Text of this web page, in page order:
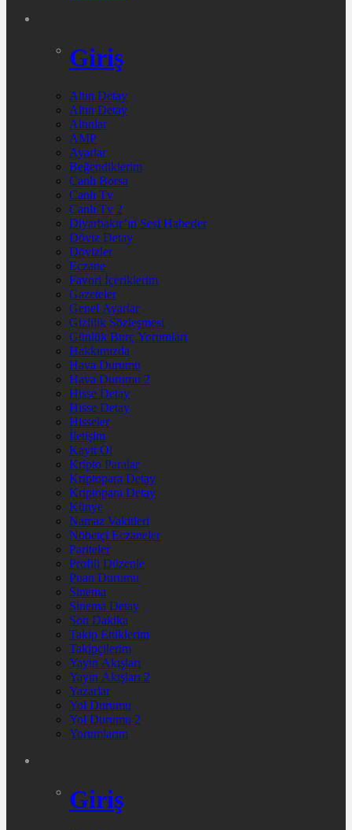
Giriş
Altın Detay
Altın Detay
Altınlar
AMP
Ayarlar
Beğendiklerim
Canlı Borsa
Canlı Tv
Canlı Tv 2
Diyarbakır’ın Sesi Haberler
Döviz Detay
Dövizler
Eczane
Favori İçeriklerim
Gazeteler
Genel Ayarlar
Gizlilik Sözleşmesi
Günlük Burç Yorumları
Hakkımızda
Hava Durumu
Hava Durumu 2
Hisse Detay
Hisse Detay
Hisseler
İletişim
Kayıt Ol
Kripto Paralar
Kriptopara Detay
Kriptopara Detay
Künye
Namaz Vakitleri
Nöbetçi Eczaneler
Pariteler
Profili Düzenle
Puan Durumu
Sinema
Sinema Detay
Son Dakika
Takip Ettiklerim
Takipçilerim
Yayın Akışları
Yayın Akışları 2
Yazarlar
Yol Durumu
Yol Durumu 2
Yorumlarım
Giriş